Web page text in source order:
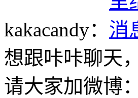
kakacandy：
想跟咔咔聊天，
请大家加微博：